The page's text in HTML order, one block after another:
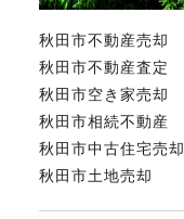
秋田市不動産売却
秋田市不動産査定
秋田市空き家売却
秋田市相続不動産
秋田市中古住宅売却
秋田市土地売却